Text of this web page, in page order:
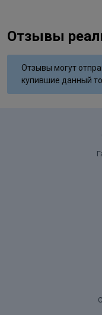
Отзывы
Отзывы могут
купившие данный